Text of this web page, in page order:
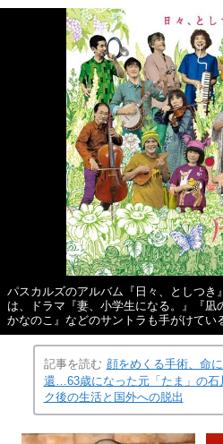
パスカルズのアルバム『日々、としつき
は、ドラマ『妻、小学生になる。』『凪
かなのこ』などのサントラも手がけてい
記事を読む 顔をめくる手術、命
還…63歳になった元「たま」の石
ク後の生活と国外への脱出